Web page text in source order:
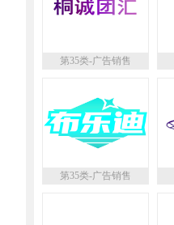
第35类-广告销售
第35类-广告销售